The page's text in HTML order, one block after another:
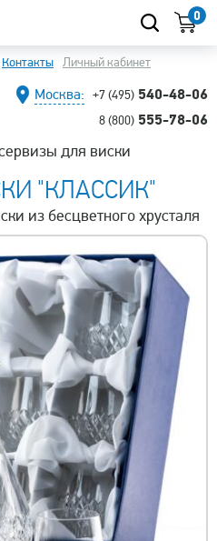
0
Контакты Личный кабинет
Москва: +7 (495) 540-48-06
8 (800) 555-78-06
для виски
"КЛАССИК"
из бесцветного хрусталя